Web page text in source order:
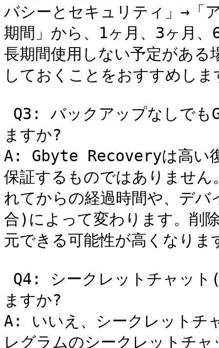
バシーとセキュリティ」→「
期間」から、1ヶ月、3ヶ月
長期間使用しない予定があ
しておくことをおすすめしま
ますか?
A: Gbyte Recoveryは高い復
保証するものではありませ
れてからの経過時間や、デ
合)によって変わります。削
元できる可能性が高くなりま
ますか?
A: いいえ、シークレットチ
レグラムのシークレットチ